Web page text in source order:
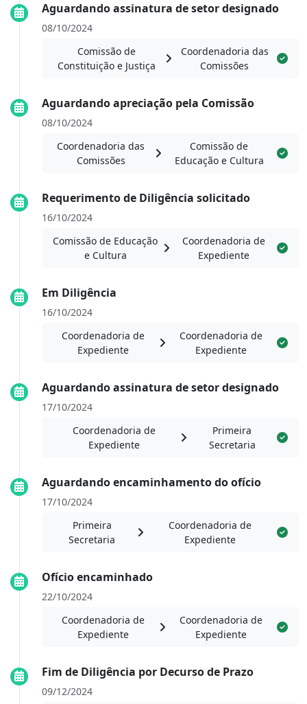
Aguardando assinatura de setor designado
08/10/2024
Comissão de
Constituição e Justiça
Coordenadoria das
Comissões
Aguardando apreciação pela Comissão
08/10/2024
Coordenadoria das
Comissões
Comissão de
Educação e Cultura
Requerimento de Diligência solicitado
16/10/2024
Comissão de Educação
e Cultura
Coordenadoria de
Expediente
Em Diligência
16/10/2024
Coordenadoria de
Expediente
Coordenadoria de
Expediente
Aguardando assinatura de setor designado
17/10/2024
Coordenadoria de
Expediente
Primeira
Secretaria
Aguardando encaminhamento do ofício
17/10/2024
Primeira
Secretaria
Coordenadoria de
Expediente
Ofício encaminhado
22/10/2024
Coordenadoria de
Expediente
Coordenadoria de
Expediente
Fim de Diligência por Decurso de Prazo
09/12/2024